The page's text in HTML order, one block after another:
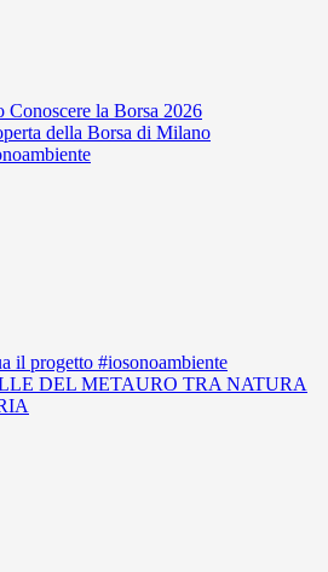
Conoscere la Borsa 2026
della Borsa di Milano
il progetto #iosonoambiente
DEL METAURO TRA NATURA